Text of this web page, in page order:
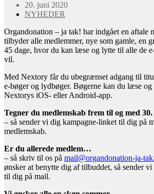
20. juni 2020
NYHEDER
Organdonation – ja tak! har indgået en aftale
tilbyder alle medlemmer, nye som gamle, en
45 dage, hvor du kan læse og lytte til alle de
vil.
Med Nextory får du ubegrænset adgang til
e-bøger og lydbøger. Bøgerne kan du læse
Nextorys iOS- eller Android-app.
Tegner du medlemskab frem til og med
– så sender vi dig kampagne-linket til dig på
medlemskab.
Er du allerede medlem…
– så skriv til os på mail@organdonation-ja-
ønsker at benytte dig af tilbuddet, så sender
til dig på mail.